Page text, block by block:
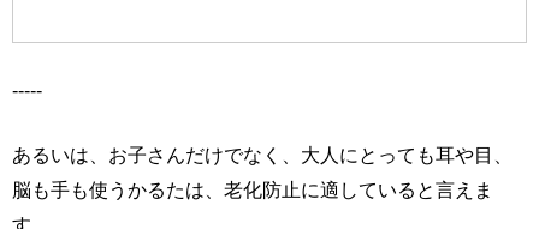
-----
あるいは、お子さんだけでなく、大人にとっても耳や目、
脳も手も使うかるたは、老化防止に適していると言えま